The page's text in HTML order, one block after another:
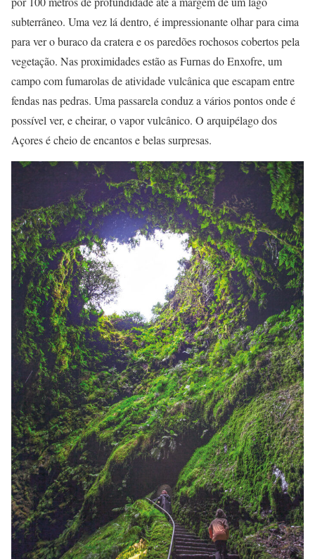
subterrâneo. Uma vez lá dentro, é impressionante olhar para cima
para ver o buraco da cratera e os paredões rochosos cobertos pela
vegetação. Nas proximidades estão as Furnas do Enxofre, um
campo com fumarolas de atividade vulcânica que escapam entre
fendas nas pedras. Uma passarela conduz a vários pontos onde é
possível ver, e cheirar, o vapor vulcânico. O arquipélago dos
Açores é cheio de encantos e belas surpresas.